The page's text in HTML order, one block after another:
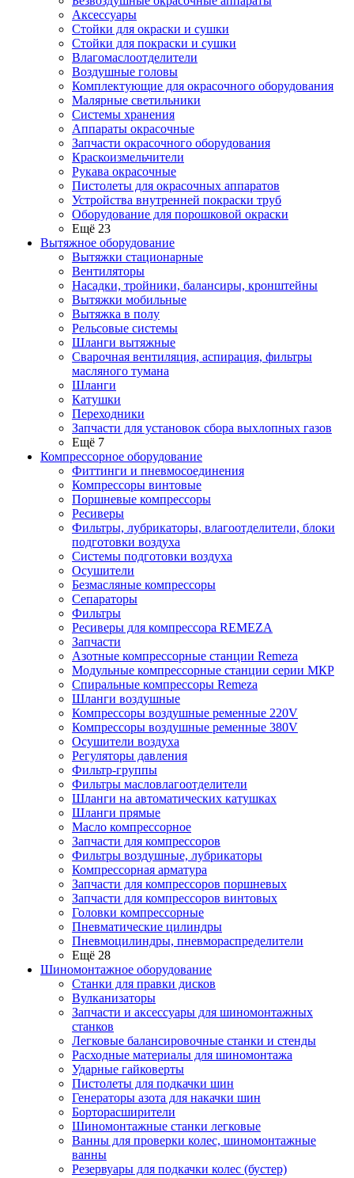
Аксессуары
Стойки для окраски и сушки
Стойки для покраски и сушки
Влагомаслоотделители
Воздушные головы
Комплектующие для окрасочного оборудования
Малярные светильники
Системы хранения
Аппараты окрасочные
Запчасти окрасочного оборудования
Краскоизмельчители
Рукава окрасочные
Пистолеты для окрасочных аппаратов
Устройства внутренней покраски труб
Оборудование для порошковой окраски
Ещё 23
Вытяжное оборудование
Вытяжки стационарные
Вентиляторы
Насадки, тройники, балансиры, кронштейны
Вытяжки мобильные
Вытяжка в полу
Рельсовые системы
Шланги вытяжные
Сварочная вентиляция, аспирация, фильтры
масляного тумана
Шланги
Катушки
Переходники
Запчасти для установок сбора выхлопных газов
Ещё 7
Компрессорное оборудование
Фиттинги и пневмосоединения
Компрессоры винтовые
Поршневые компрессоры
Ресиверы
Фильтры, лубрикаторы, влагоотделители, блоки
подготовки воздуха
Системы подготовки воздуха
Осушители
Безмасляные компрессоры
Сепараторы
Фильтры
Ресиверы для компрессора REMEZA
Запчасти
Азотные компрессорные станции Remeza
Модульные компрессорные станции серии МКР
Спиральные компрессоры Remeza
Шланги воздушные
Компрессоры воздушные ременные 220V
Компрессоры воздушные ременные 380V
Осушители воздуха
Регуляторы давления
Фильтр-группы
Фильтры масловлагоотделители
Шланги на автоматических катушках
Шланги прямые
Масло компрессорное
Запчасти для компрессоров
Фильтры воздушные, лубрикаторы
Компрессорная арматура
Запчасти для компрессоров поршневых
Запчасти для компрессоров винтовых
Головки компрессорные
Пневматические цилиндры
Пневмоцилиндры, пневмораспределители
Ещё 28
Шиномонтажное оборудование
Станки для правки дисков
Вулканизаторы
Запчасти и аксессуары для шиномонтажных
станков
Легковые балансировочные станки и стенды
Расходные материалы для шиномонтажа
Ударные гайковерты
Пистолеты для подкачки шин
Генераторы азота для накачки шин
Борторасширители
Шиномонтажные станки легковые
Ванны для проверки колес, шиномонтажные
ванны
Резервуары для подкачки колес (бустер)